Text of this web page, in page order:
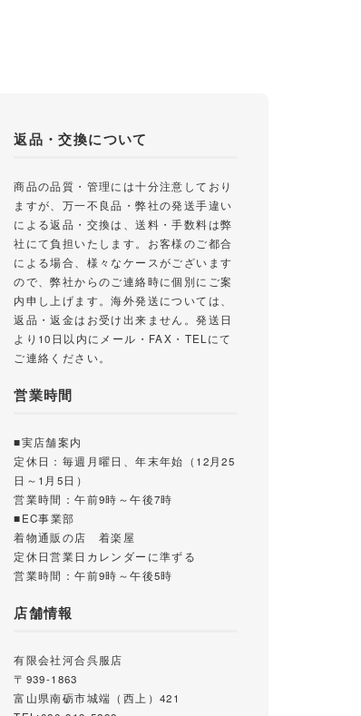
返品・交換について
商品の品質・管理には十分注意しており
ますが、万一不良品・弊社の発送手違い
による返品・交換は、送料・手数料は弊
社にて負担いたします。お客様のご都合
による場合、様々なケースがございます
ので、弊社からのご連絡時に個別にご案
内申し上げます。海外発送については、
返品・返金はお受け出来ません。発送日
より10日以内にメール・FAX・TELにて
ご連絡ください。
営業時間
■実店舗案内
定休日：毎週月曜日、年末年始（12月25
日～1月5日）
営業時間：午前9時～午後7時
■EC事業部
着物通販の店 着楽屋
定休日営業日カレンダーに準ずる
営業時間：午前9時～午後5時
店舗情報
有限会社河合呉服店
〒939-1863
富山県南砺市城端（西上）421